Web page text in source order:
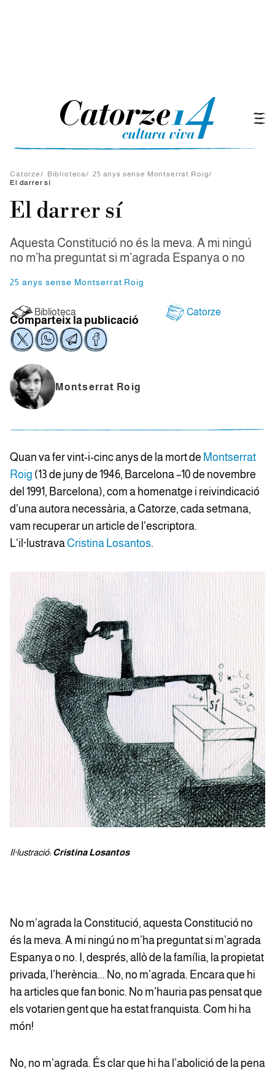
Catorze/ Biblioteca/ 25 anys sense Montserrat Roig/
El darrer sí
El darrer sí
Aquesta Constitució no és la meva. A mi ningú
no m’ha preguntat si m’agrada Espanya o no
25 anys sense Montserrat Roig
Biblioteca Catorze
Comparteix la publicació
Montserrat Roig
Quan va fer vint-i-cinc anys de la mort de Montserrat
Roig (13 de juny de 1946, Barcelona –10 de novembre
del 1991, Barcelona), com a homenatge i reivindicació
d'una autora necessària, a Catorze, cada setmana,
vam recuperar un article de l'escriptora.
L'il·lustravaCristina Losantos.
Il·lustració: Cristina Losantos
No m’agrada la Constitució, aquesta Constitució no
és la meva. A mi ningú no m’ha preguntat si m’agrada
Espanya o no. I, després, allò de la família, la propietat
privada, l’herència... No, no m’agrada. Encara que hi
ha articles que fan bonic. No m’hauria pas pensat que
els votarien gent que ha estat franquista. Com hi ha
món!
No, no m’agrada. És clar que hi ha l’abolició de la pena